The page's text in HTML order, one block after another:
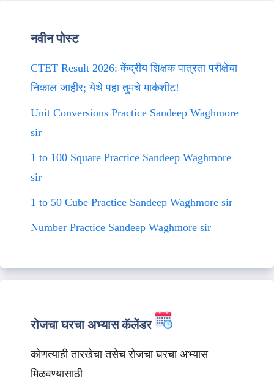
नवीन पोस्ट
CTET Result 2026: केंद्रीय शिक्षक पात्रता परीक्षेचा
निकाल जाहीर; येथे पहा तुमचे मार्कशीट!
Unit Conversions Practice Sandeep Waghmore
sir
1 to 100 Square Practice Sandeep Waghmore
sir
1 to 50 Cube Practice Sandeep Waghmore sir
Number Practice Sandeep Waghmore sir
रोजचा घरचा अभ्यास कॅलेंडर
कोणत्याही तारखेचा तसेच रोजचा घरचा अभ्यास
मिळवण्यासाठी